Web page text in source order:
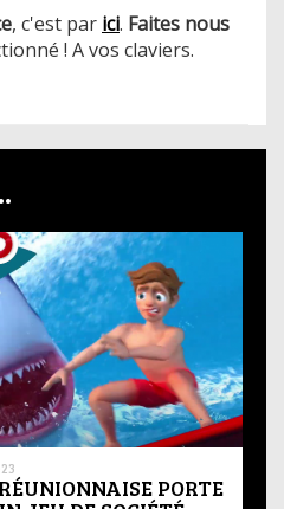
, c'est par ici. Faites nous
! A vos claviers.
PORTE